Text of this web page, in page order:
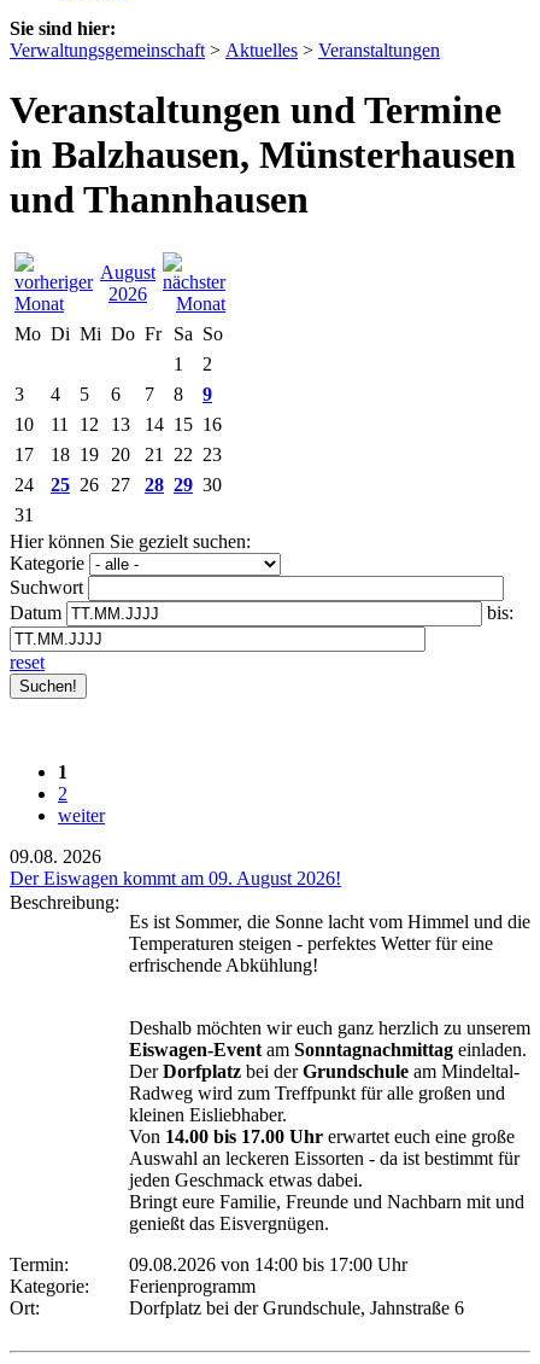
Sie sind hier:
Verwaltungsgemeinschaft > Aktuelles > Veranstaltungen
Veranstaltungen und Termine
in Balzhausen, Münsterhausen
und Thannhausen
August
2026
Mo Di Mi Do Fr Sa So
1
2
3
4 5 6 7 8
9
10
11 12 13 14 15 16
17
18 19 20 21 22 23
24
25 26 27 28 29 30
31
Hier können Sie gezielt suchen:
Kategorie
Suchwort
Datum
bis:
reset
1
2
weiter
09.08. 2026
Der Eiswagen kommt am 09. August 2026!
Beschreibung:
Es ist Sommer, die Sonne lacht vom Himmel und die
Temperaturen steigen - perfektes Wetter für eine
erfrischende Abkühlung!
Deshalb möchten wir euch ganz herzlich zu unserem
Eiswagen-Event am Sonntagnachmittag einladen.
DerDorfplatz bei derGrundschule am Mindeltal-
Radweg wird zum Treffpunkt für alle großen und
kleinen Eisliebhaber.
Von 14.00 bis 17.00 Uhr erwartet euch eine große
Auswahl an leckeren Eissorten - da ist bestimmt für
jeden Geschmack etwas dabei.
Bringt eure Familie, Freunde und Nachbarn mit und
genießt das Eisvergnügen.
Termin:
09.08.2026 von 14:00 bis 17:00 Uhr
Kategorie:
Ferienprogramm
Ort:
Dorfplatz bei der Grundschule, Jahnstraße 6